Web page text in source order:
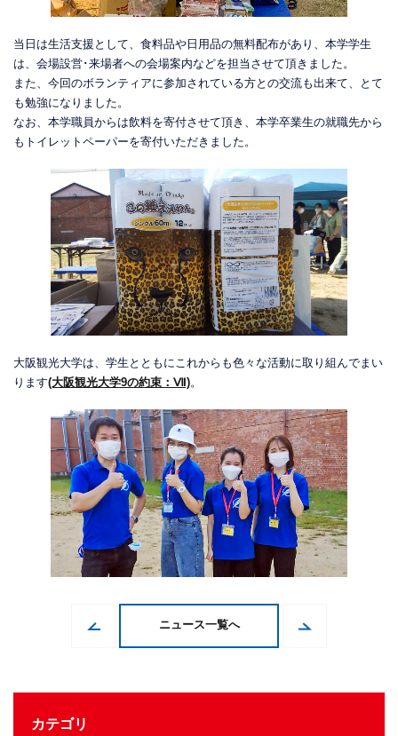
当日は生活支援として、食料品や日用品の無料配布があり、本学学生
は、会場設営･来場者への会場案内などを担当させて頂きました。
また、今回のボランティアに参加されている方との交流も出来て、とて
も勉強になりました。
なお、本学職員からは飲料を寄付させて頂き、本学卒業生の就職先から
もトイレットペーパーを寄付いただきました。
大阪観光大学は、学生とともにこれからも色々な活動に取り組んでまい
ります(大阪観光大学9の約束：Ⅶ)。
ニュース一覧へ
カテゴリ